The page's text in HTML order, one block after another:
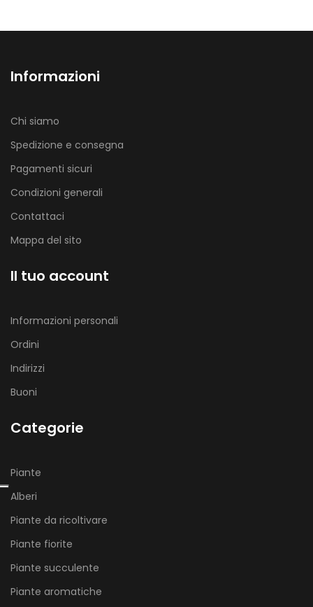
Informazioni
Chi siamo
Spedizione e consegna
Pagamenti sicuri
Condizioni generali
Contattaci
Mappa del sito
Il tuo account
Informazioni personali
Ordini
Indirizzi
Buoni
Categorie
Piante
Alberi
Piante da ricoltivare
Piante fiorite
Piante succulente
Piante aromatiche